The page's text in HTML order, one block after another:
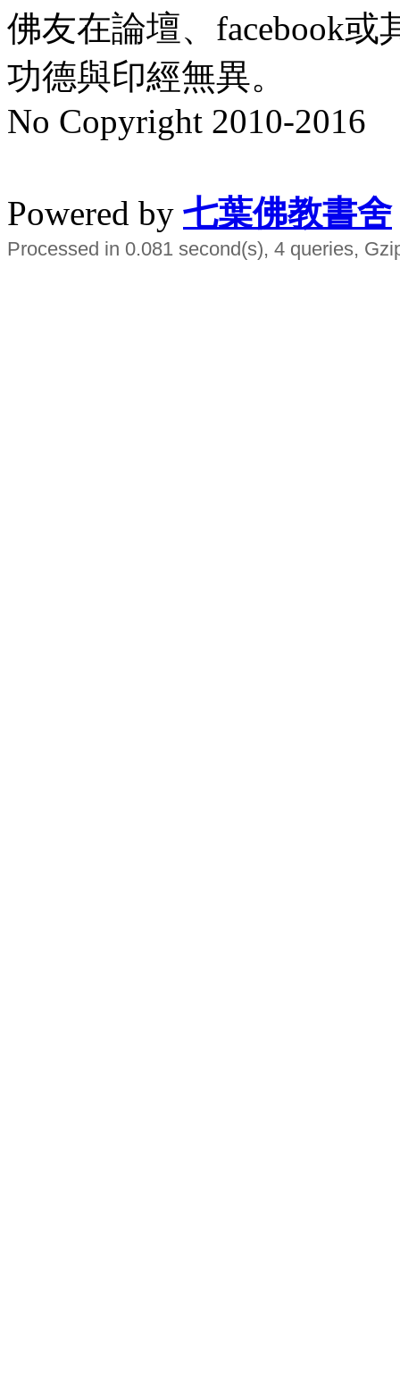
佛友在論壇、facebook
功德與印經無異。
No Copyright 2010-2016
Powered by 七葉佛教書舍
Processed in 0.081 second(s), 4 queries,